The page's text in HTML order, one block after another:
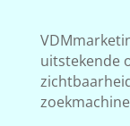
uitstekende